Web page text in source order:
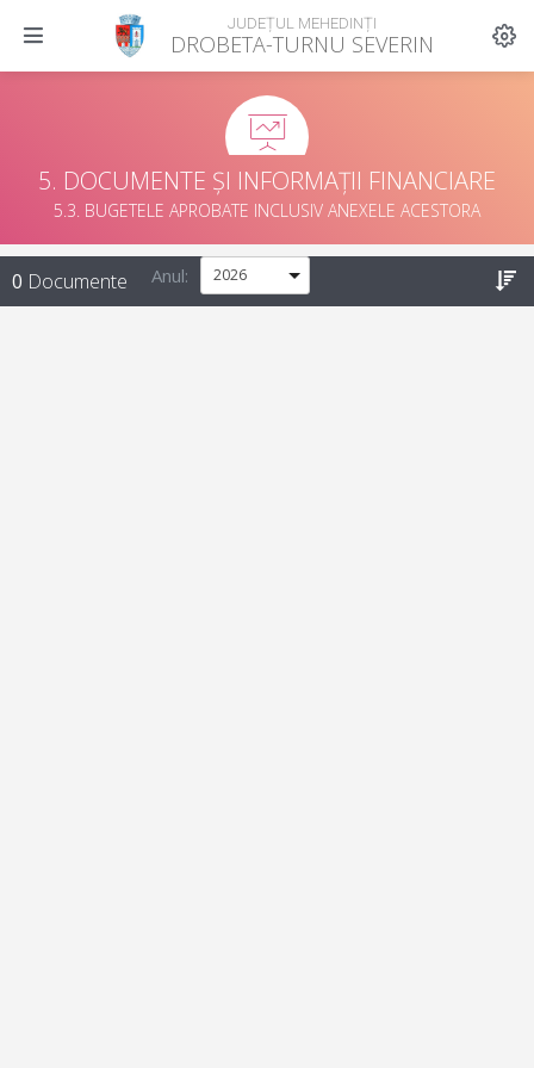
JUDEȚUL MEHEDINȚI
DROBETA-TURNU SEVERIN
5. DOCUMENTE ȘI INFORMAȚII FINANCIARE
5.3. BUGETELE APROBATE INCLUSIV ANEXELE ACESTORA
0 Documente Anul: